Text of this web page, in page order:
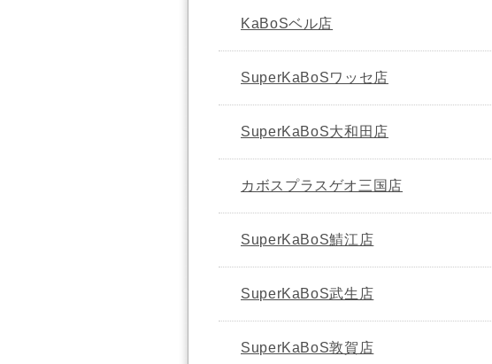
KaBoSベル店
SuperKaBoSワッセ店
SuperKaBoS大和田店
カボスプラスゲオ三国店
SuperKaBoS鯖江店
SuperKaBoS武生店
SuperKaBoS敦賀店